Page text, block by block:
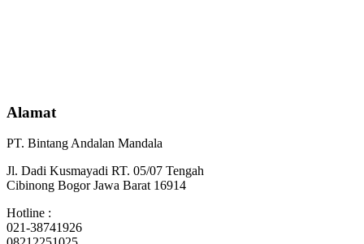
Alamat
PT. Bintang Andalan Mandala
Jl. Dadi Kusmayadi RT. 05/07 Tengah
Cibinong Bogor Jawa Barat 16914
Hotline :
021-38741926